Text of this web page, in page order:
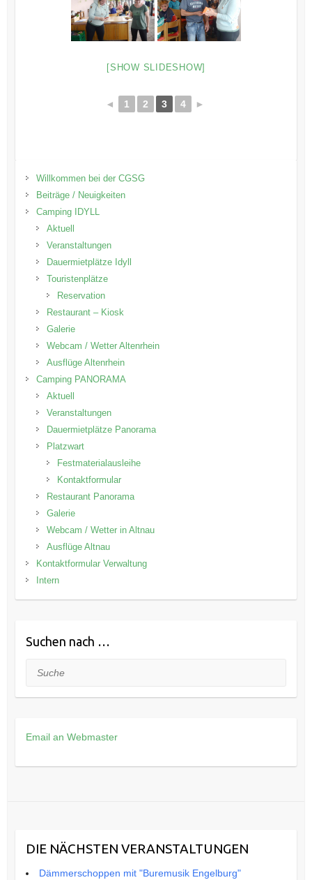
[SHOW SLIDESHOW]
◄ 1 2 3 4 ►
Willkommen bei der CGSG
Beiträge / Neuigkeiten
Camping IDYLL
Aktuell
Veranstaltungen
Dauermietplätze Idyll
Touristenplätze
Reservation
Restaurant – Kiosk
Galerie
Webcam / Wetter Altenrhein
Ausflüge Altenrhein
Camping PANORAMA
Aktuell
Veranstaltungen
Dauermietplätze Panorama
Platzwart
Festmaterialausleihe
Kontaktformular
Restaurant Panorama
Galerie
Webcam / Wetter in Altnau
Ausflüge Altnau
Kontaktformular Verwaltung
Intern
Suchen nach …
Suche
Email an Webmaster
DIE NÄCHSTEN VERANSTALTUNGEN
Dämmerschoppen mit "Buremusik Engelburg"